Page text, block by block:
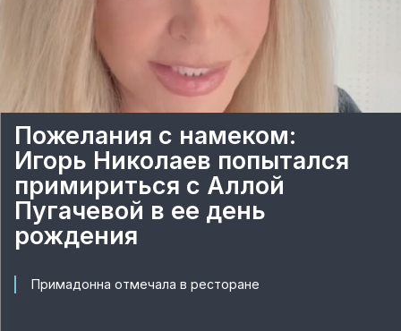
Пожелания с намеком:
Игорь Николаев попытался
примириться с Аллой
Пугачевой в ее день
рождения
Примадонна отмечала в ресторане